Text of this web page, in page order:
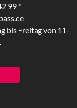
99 *
bis Freitag von 11-